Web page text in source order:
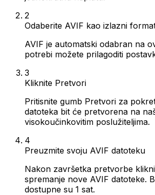
2
Odaberite AVIF kao izlazni
AVIF je automatski odabran na
potrebi možete prilagoditi
3
Kliknite Pretvori
Pritisnite gumb Pretvori za
datoteka bit će pretvorena na
visokoučinkovitim poslužiteljima.
4
Preuzmite svoju AVIF datoteku
Nakon završetka pretvorbe
spremanje nove AVIF datoteke.
dostupne su 1 sat.